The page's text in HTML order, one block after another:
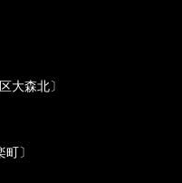
大森北〕
〕